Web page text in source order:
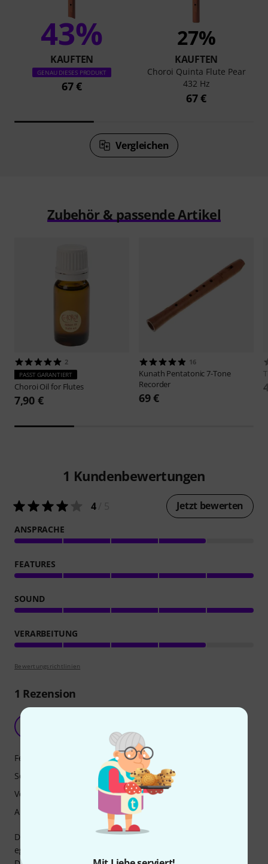
43%
KAUFTEN
GENAU DIESES PRODUKT
67 €
27%
KAUFTEN
Choroi Quinta Flute Pear
432 Hz
67 €
Vergleichen
Zubehör & passende Artikel
2
PASST GARANTIERT
Choroi Oil for Flutes
7,90 €
16
Kunath Pentatonic 7-Tone
Recorder
69 €
1 Kundenbewertungen
4/ 5 Jetzt bewerten
ANSPRACHE
FEATURES
SOUND
VERARBEITUNG
Bewertungsrichtlinien
1 Rezension
FeliGra 10.01.2026
Die Flöte hat den unbeschreiblichen Effekt, dass sogar fast
egal ist was man tut und es klingt nicht ganz schief.
Features
Sound
Verarbeitung
Ansprache